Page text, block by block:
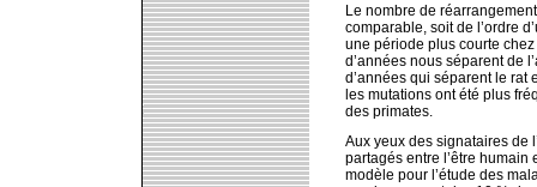
Le nombre de
comparable, soit de l’ordre
une période plus courte
d’années nous séparent de
d’années qui séparent le rat
les mutations ont été plus
des primates.
Aux yeux des signataires de
partagés entre l’être
modèle pour l’étude des